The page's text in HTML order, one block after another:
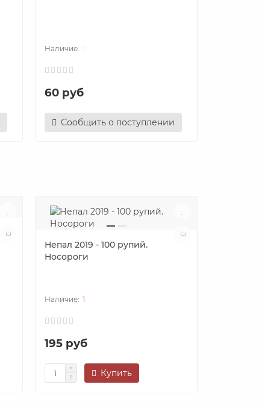
60 руб
Сообщить о поступлении
Непал 2019 - 100 рупий.
Носороги
1
195 руб
Купить